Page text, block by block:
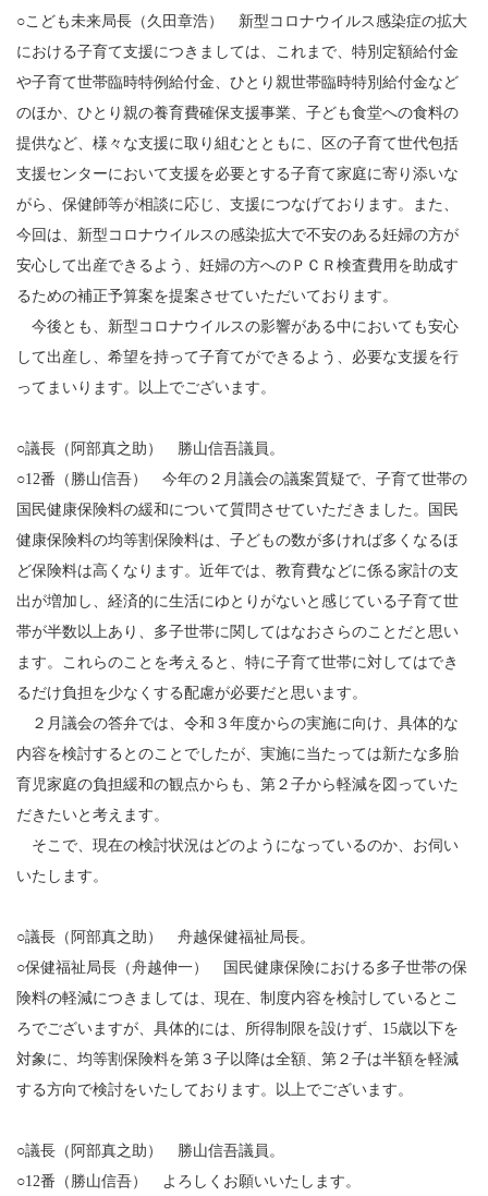
○こども未来局長（久田章浩） 新型コロナウイルス感染症の拡大
における子育て支援につきましては、これまで、特別定額給付金
や子育て世帯臨時特例給付金、ひとり親世帯臨時特別給付金など
のほか、ひとり親の養育費確保支援事業、子ども食堂への食料の
提供など、様々な支援に取り組むとともに、区の子育て世代包括
支援センターにおいて支援を必要とする子育て家庭に寄り添いな
がら、保健師等が相談に応じ、支援につなげております。また、
今回は、新型コロナウイルスの感染拡大で不安のある妊婦の方が
安心して出産できるよう、妊婦の方へのＰＣＲ検査費用を助成す
るための補正予算案を提案させていただいております。
今後とも、新型コロナウイルスの影響がある中においても安心
して出産し、希望を持って子育てができるよう、必要な支援を行
ってまいります。以上でございます。
○議長（阿部真之助） 勝山信吾議員。
○12番（勝山信吾） 今年の２月議会の議案質疑で、子育て世帯の
国民健康保険料の緩和について質問させていただきました。国民
健康保険料の均等割保険料は、子どもの数が多ければ多くなるほ
ど保険料は高くなります。近年では、教育費などに係る家計の支
出が増加し、経済的に生活にゆとりがないと感じている子育て世
帯が半数以上あり、多子世帯に関してはなおさらのことだと思い
ます。これらのことを考えると、特に子育て世帯に対してはでき
るだけ負担を少なくする配慮が必要だと思います。
２月議会の答弁では、令和３年度からの実施に向け、具体的な
内容を検討するとのことでしたが、実施に当たっては新たな多胎
育児家庭の負担緩和の観点からも、第２子から軽減を図っていた
だきたいと考えます。
そこで、現在の検討状況はどのようになっているのか、お伺い
いたします。
○議長（阿部真之助） 舟越保健福祉局長。
○保健福祉局長（舟越伸一） 国民健康保険における多子世帯の保
険料の軽減につきましては、現在、制度内容を検討しているとこ
ろでございますが、具体的には、所得制限を設けず、15歳以下を
対象に、均等割保険料を第３子以降は全額、第２子は半額を軽減
する方向で検討をいたしております。以上でございます。
○議長（阿部真之助） 勝山信吾議員。
○12番（勝山信吾） よろしくお願いいたします。